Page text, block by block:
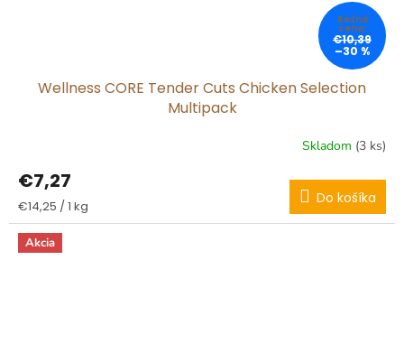
€10,39
–30 %
Wellness CORE Tender Cuts Chicken Selection
Multipack
Skladom (3 ks)
€7,27
Jednotková
cena:
€14,25 / 1 kg Do košíka
Akcia